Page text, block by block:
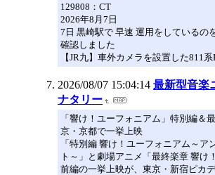
129808：CT
2026年8月7日
7日 黒崎駅で 早速 運用をしているの
確認しました
【JR九】車外カメラを設置した811系
2026/08/07 15:04:14 最新型音楽
ナタリー
「響け！ユーフォニアム」特別編＆
京・京都で一挙上映
「特別編 響け！ユーフォニアム～ア
ト～」と劇場アニメ「最終楽章 響け
前編の一挙上映が、東京・新宿ピカ